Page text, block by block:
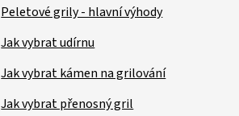
Peletové grily - hlavní výhody
Jak vybrat udírnu
Jak vybrat kámen na grilování
Jak vybrat přenosný gril